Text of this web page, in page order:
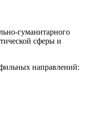
гуманитарного
сферы и
направлений: